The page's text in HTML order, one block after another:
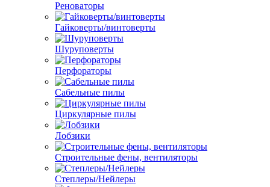
Реноваторы
Гайковерты/винтоверты
Шуруповерты
Перфораторы
Сабельные пилы
Циркулярные пилы
Лобзики
Строительные фены, вентиляторы
Степлеры/Нейлеры